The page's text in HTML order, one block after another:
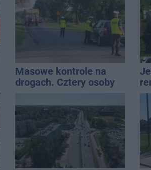
Masowe kontrole na
drogach. Cztery osoby